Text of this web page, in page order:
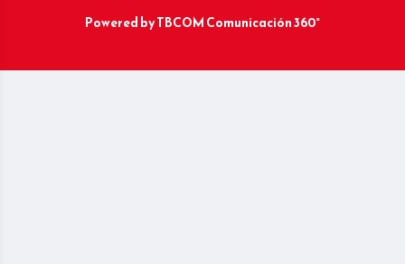
Powered byTBCOM Comunicación 360°